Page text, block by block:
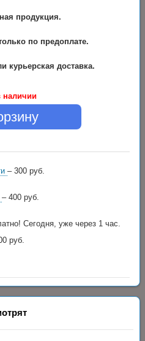
продукция.
по предоплате.
курьерская доставка.
наличии
– 300 руб.
– 400 руб.
Сегодня, уже через 1 час.
руб.